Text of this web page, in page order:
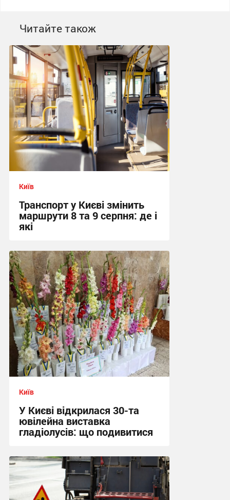
Читайте також
Київ
Транспорт у Києві змінить
маршрути 8 та 9 серпня: де і
які
01:37 вчора
Київ
У Києві відкрилася 30-та
ювілейна виставка
гладіолусів: що подивитися
16:04, 7.08.2026